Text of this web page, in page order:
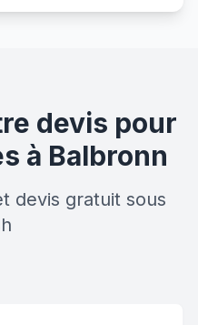
devis pour
à Balbronn
devis gratuit sous